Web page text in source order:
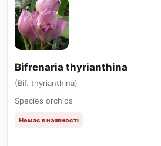
Bifrenaria thyrianthina
(Bif. thyrianthina)
Species orchids
Немає в наявності